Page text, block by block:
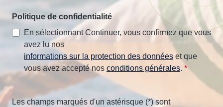
Politique de confidentialité
En sélectionnant Continuer, vous confirmez que vous
avez lu nos
informations sur la protection des données et que
vous avez accepté nos conditions générales. *
Les champs marqués d'un astérisque (*) sont